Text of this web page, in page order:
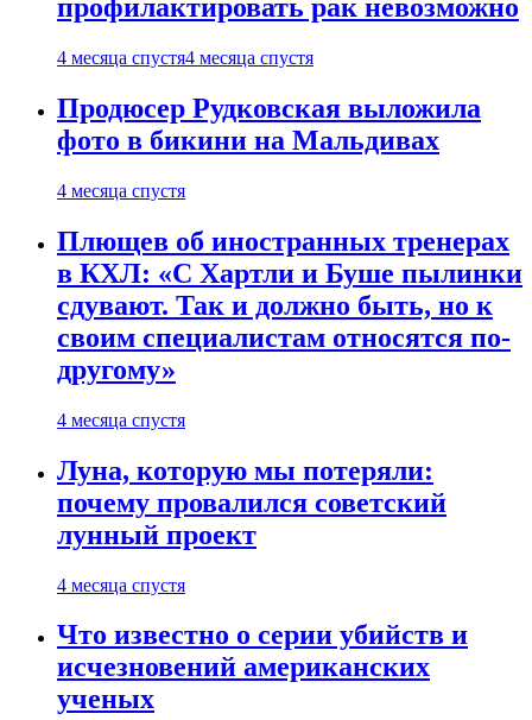
профилактировать рак невозможно
4 месяца спустя4 месяца спустя
Продюсер Рудковская выложила
фото в бикини на Мальдивах
4 месяца спустя
Плющев об иностранных тренерах
в КХЛ: «С Хартли и Буше пылинки
сдувают. Так и должно быть, но к
своим специалистам относятся по-
другому»
4 месяца спустя
Луна, которую мы потеряли:
почему провалился советский
лунный проект
4 месяца спустя
Что известно о серии убийств и
исчезновений американских
ученых